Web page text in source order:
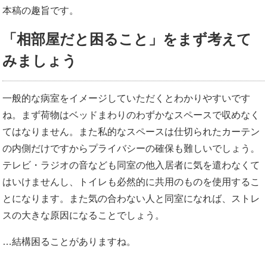
本稿の趣旨です。
「相部屋だと困ること」をまず考えて
みましょう
一般的な病室をイメージしていただくとわかりやすいです
ね。まず荷物はベッドまわりのわずかなスペースで収めなく
てはなりません。また私的なスペースは仕切られたカーテン
の内側だけですからプライバシーの確保も難しいでしょう。
テレビ・ラジオの音なども同室の他入居者に気を遣わなくて
はいけませんし、トイレも必然的に共用のものを使用するこ
とになります。また気の合わない人と同室になれば、ストレ
スの大きな原因になることでしょう。
…結構困ることがありますね。